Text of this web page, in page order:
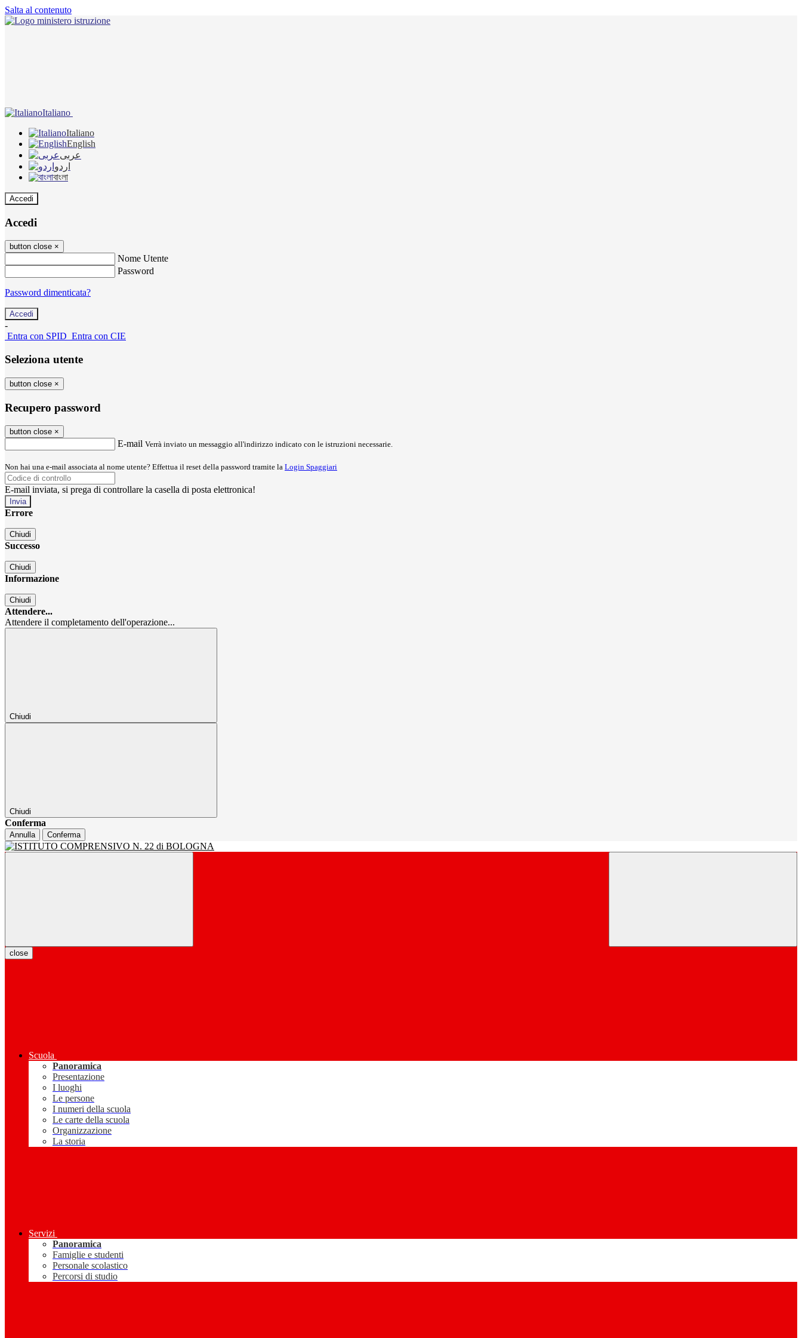
Salta al contenuto
Italiano
Italiano
English
عربى
اردو
বাংলা
Accedi
Accedi
button close ×
Nome Utente
Password
Password dimenticata?
-
Entra con SPID Entra con CIE
Seleziona utente
button close ×
Recupero password
button close ×
E-mail Verrà inviato un messaggio all'indirizzo indicato con le istruzioni necessarie.
Non hai una e-mail associata al nome utente? Effettua il reset della password tramite la Login Spaggiari
E-mail inviata, si prega di controllare la casella di posta elettronica!
Errore
Chiudi
Successo
Chiudi
Informazione
Chiudi
Attendere...
Attendere il completamento dell'operazione...
Chiudi
Chiudi
Conferma
Annulla Conferma
close
Scuola
Panoramica
Presentazione
I luoghi
Le persone
I numeri della scuola
Le carte della scuola
Organizzazione
La storia
Servizi
Panoramica
Famiglie e studenti
Personale scolastico
Percorsi di studio